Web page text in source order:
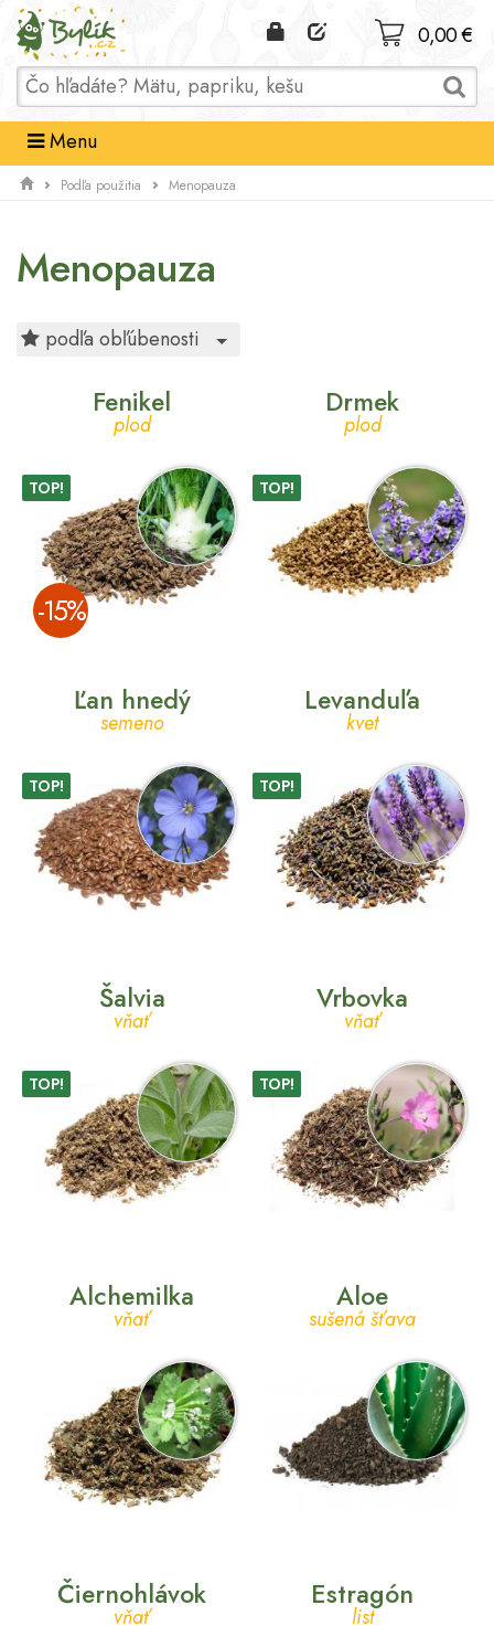
Domov
0,00 €
Menu
Podľa použitia Menopauza
Menopauza
podľa obľúbenosti Toggle Dropdown
Fenikel
plod
TOP!
­-15%
Drmek
plod
TOP!
Ľan hnedý
semeno
TOP!
Levanduľa
kvet
TOP!
Šalvia
vňať
TOP!
Vrbovka
vňať
TOP!
Alchemilka
vňať
Aloe
sušená šťava
Čiernohlávok
vňať
Estragón
list